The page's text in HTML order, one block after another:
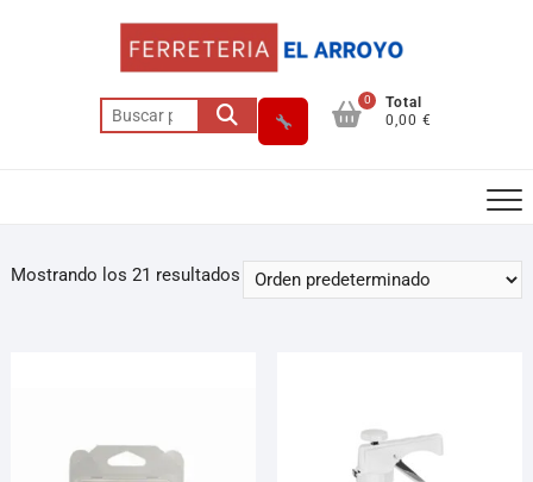
0
Total
0,00 €
Mostrando los 21 resultados
En línea · responde en segundos